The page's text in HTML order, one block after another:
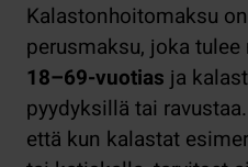
Kalastonhoitomaksu
perusmaksu, joka
18–69-vuotias ja
pyydyksillä tai
että kun kalastat